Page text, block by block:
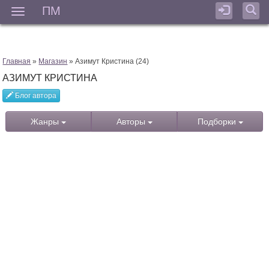
ПМ
Главная » Магазин » Азимут Кристина (24)
АЗИМУТ КРИСТИНА
Блог автора
Жанры Авторы Подборки